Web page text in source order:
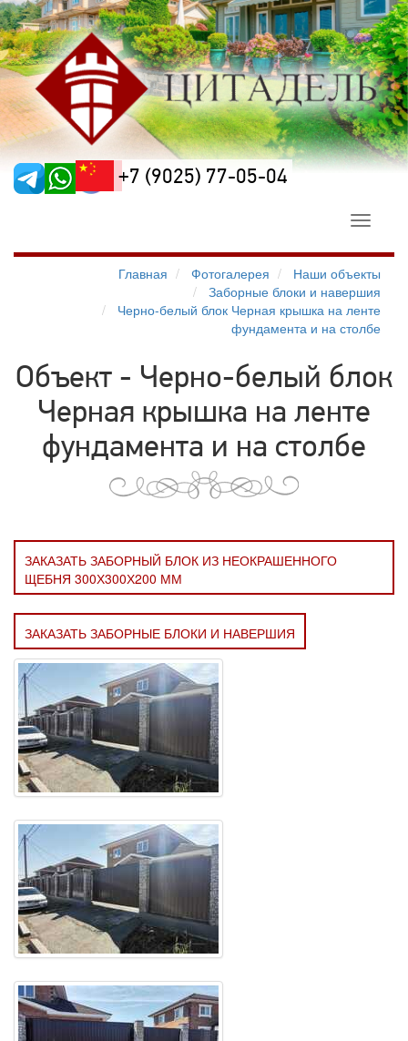
+7 (9025) 77-05-04
Toggle
Главная
Фотогалерея
Наши объекты
Заборные блоки и навершия
Черно-белый блок Черная крышка на ленте
фундамента и на столбе
Объект - Черно-белый блок
Черная крышка на ленте
фундамента и на столбе
ЗАКАЗАТЬ ЗАБОРНЫЙ БЛОК ИЗ НЕОКРАШЕННОГО
ЩЕБНЯ 300Х300Х200 ММ
ЗАКАЗАТЬ ЗАБОРНЫЕ БЛОКИ И НАВЕРШИЯ